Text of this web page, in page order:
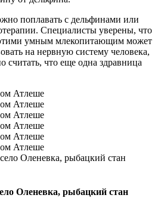
поплавать с дельфинами или
Специалисты уверены, что
этими умным млекопитающим может
на нервную систему человека,
считать, что еще одна здравница
Оленевка, рыбацкий стан